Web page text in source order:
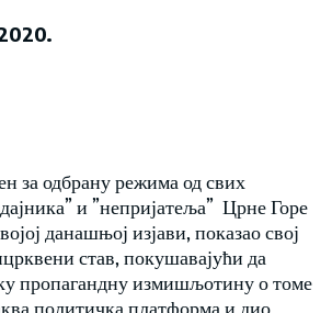
за одбрану режима од свих
и ”непријатеља” Црне Горе
данашњој изјави, показао свој
став, покушавајући да
пропагандну измишљотину о томе
политичка платформа и дио